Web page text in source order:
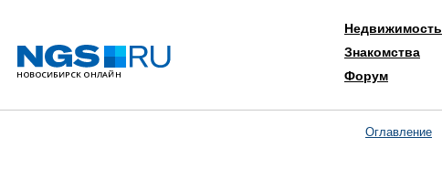
Недвижимость
Знакомства
Форум
Оглавление